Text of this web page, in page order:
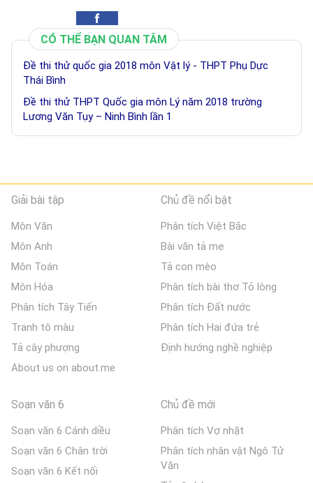
CÓ THỂ BẠN QUAN TÂM
Đề thi thử quốc gia 2018 môn Vật lý - THPT Phụ Dực
Thái Bình
Đề thi thử THPT Quốc gia môn Lý năm 2018 trường
Lương Văn Tụy – Ninh Bình lần 1
Giải bài tập
Môn Văn
Môn Anh
Môn Toán
Môn Hóa
Phân tích Tây Tiến
Tranh tô màu
Tả cây phượng
About us on about.me
Chủ đề nổi bật
Phân tích Việt Bắc
Bài văn tả mẹ
Tả con mèo
Phân tích bài thơ Tỏ lòng
Phân tích Đất nước
Phân tích Hai đứa trẻ
Định hướng nghề nghiệp
Soạn văn 6
Soạn văn 6 Cánh diều
Soạn văn 6 Chân trời
Soạn văn 6 Kết nối
Chủ đề mới
Phân tích Vợ nhặt
Phân tích nhân vật Ngô Tử
Văn